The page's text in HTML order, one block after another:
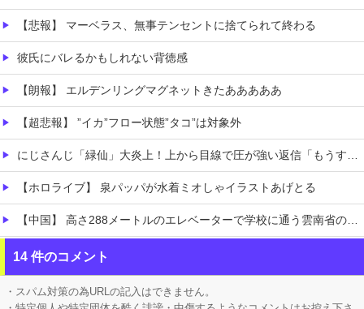
【悲報】 マーベラス、無事テンセントに捨てられて終わる
彼氏にバレるかもしれない背徳感
【朗報】 エルデンリングマグネットきたあああああ
【超悲報】 ”イカ”フロー状態”タコ”は対象外
にじさんじ「緑仙」大炎上！上から目線で圧が強い返信「もうすでに歌ってる」埋もれてる曲を救いたい歌ってみた企画と視聴者に対するSNS投稿が大荒れ
【ホロライブ】 泉パッパが水着ミオしゃイラストあげとる
【中国】 高さ288メートルのエレベーターで学校に通う雲南省の山地の子供たち 通学時間 3時間→30分に短縮
【画像】 日本さん、避難所が各国と比べて優秀過ぎると話題に
【凄すぎる】 力士の嫁に美人が多い理由→「これ」だったｗｗｗｗｗｗｗ
14 件のコメント
・スパム対策の為URLの記入はできません。